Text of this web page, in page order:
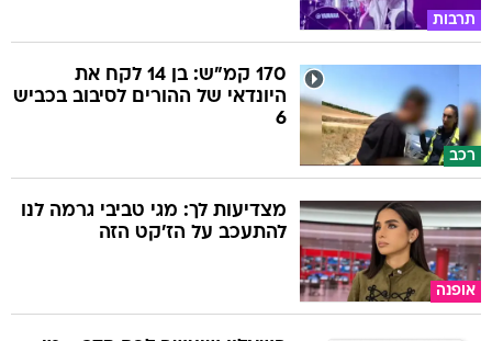
תרבות
רכב
170 קמ"ש: בן 14 לקח את
היונדאי של ההורים לסיבוב בכביש
6
אופנה
מצדיעות לך: מגי טביבי גרמה לנו
להתעכב על הז'קט הזה